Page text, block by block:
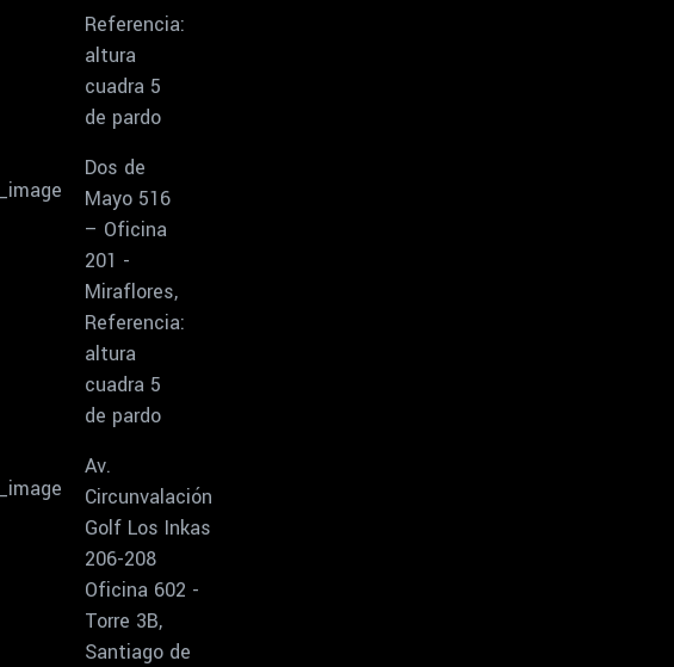
Referencia:
altura
cuadra 5
de pardo
Dos de
Mayo 516
– Oficina
201 -
Miraflores,
Referencia:
altura
cuadra 5
de pardo
Av.
Circunvalación
Golf Los Inkas
206-208
Oficina 602 -
Torre 3B,
Santiago de